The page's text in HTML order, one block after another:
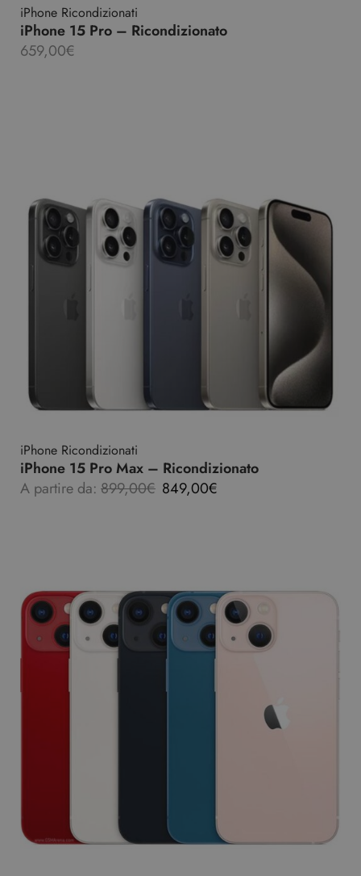
iPhone Ricondizionati
iPhone 15 Pro – Ricondizionato
659,00€
iPhone Ricondizionati
iPhone 15 Pro Max – Ricondizionato
A partire da: 899,00€ 849,00€